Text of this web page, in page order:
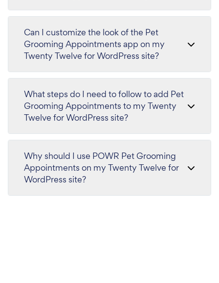
Can I customize the look of the Pet
Grooming Appointments app on my
Twenty Twelve for WordPress site?
What steps do I need to follow to add Pet
Grooming Appointments to my Twenty
Twelve for WordPress site?
Why should I use POWR Pet Grooming
Appointments on my Twenty Twelve for
WordPress site?